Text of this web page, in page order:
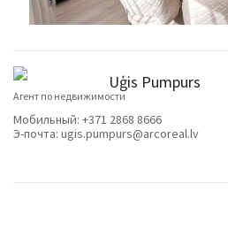
Uģis Pumpurs
Агент по недвижимости
Мобильный: +371 2868 8666
Э-почта: ugis.pumpurs@arcoreal.lv